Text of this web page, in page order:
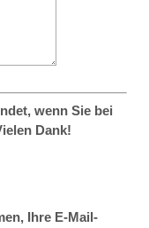
wenn Sie bei
Dank!
Ihre E-Mail-